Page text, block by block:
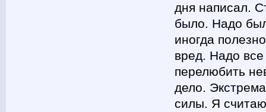
дня написал.
было. Надо
иногда
вред. Надо все
перелюбить
дело.
силы. Я